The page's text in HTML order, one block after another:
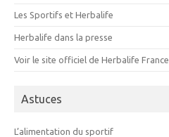
Les Sportifs et Herbalife
Herbalife dans la presse
Voir le site officiel de Herbalife France
Astuces
L’alimentation du sportif